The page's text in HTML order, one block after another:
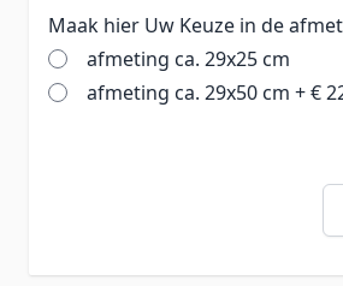
Maak hier Uw Keuze in de
afmeting ca. 29x25 cm
afmeting ca. 29x50 cm +€